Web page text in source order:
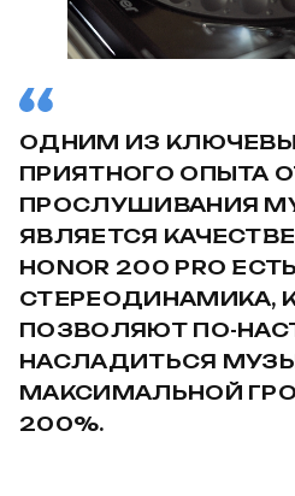
ОДНИМ ИЗ
ПРИЯТНОГО ОПЫТА
ПРОСЛУШИВАНИЯ
ЯВЛЯЕТСЯ
HONOR 200 PRO
СТЕРЕОДИНАМИКА,
ПОЗВОЛЯЮТ ПО-
НАСЛАДИТЬСЯ
МАКСИМАЛЬНОЙ
200%.